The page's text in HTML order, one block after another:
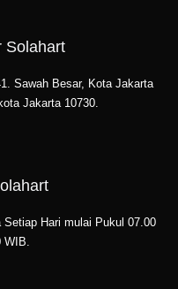
Solahart
Sawah Besar, Kota Jakarta
Jakarta 10730.
Setiap Hari mulai Pukul 07.00
WIB.